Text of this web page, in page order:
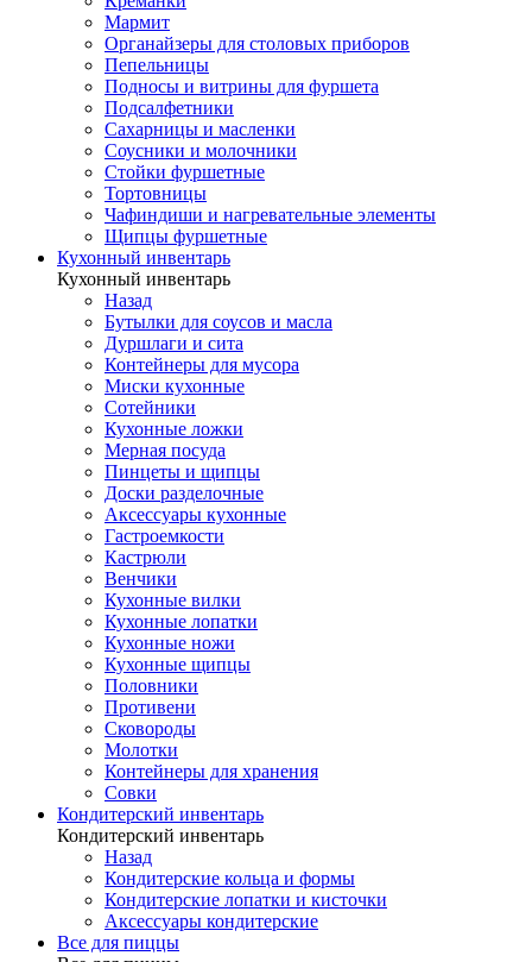
Мармит
Органайзеры для столовых приборов
Пепельницы
Подносы и витрины для фуршета
Подсалфетники
Сахарницы и масленки
Соусники и молочники
Стойки фуршетные
Тортовницы
Чафиндиши и нагревательные элементы
Щипцы фуршетные
Кухонный инвентарь
Кухонный инвентарь
Назад
Бутылки для соусов и масла
Дуршлаги и сита
Контейнеры для мусора
Миски кухонные
Сотейники
Кухонные ложки
Мерная посуда
Пинцеты и щипцы
Доски разделочные
Аксессуары кухонные
Гастроемкости
Кастрюли
Венчики
Кухонные вилки
Кухонные лопатки
Кухонные ножи
Кухонные щипцы
Половники
Противени
Сковороды
Молотки
Контейнеры для хранения
Совки
Кондитерский инвентарь
Кондитерский инвентарь
Назад
Кондитерские кольца и формы
Кондитерские лопатки и кисточки
Аксессуары кондитерские
Все для пиццы